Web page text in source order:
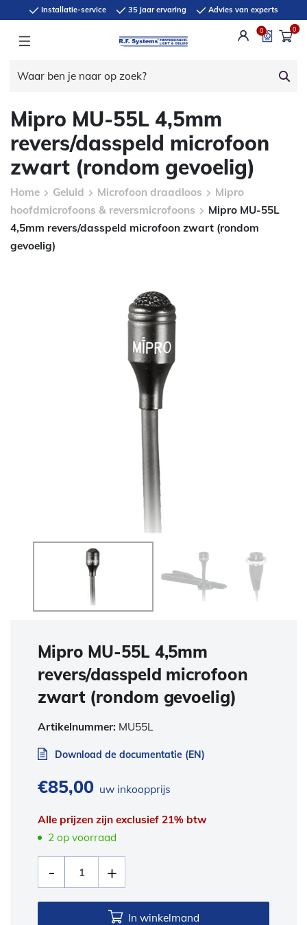
Installatie-service 35 jaar ervaring Advies van experts
0 0
Mipro MU-55L 4,5mm
revers/dasspeld microfoon
zwart (rondom gevoelig)
Home Geluid Microfoon draadloos
Mipro
hoofdmicrofoons & reversmicrofoons
Mipro MU-55L
4,5mm revers/dasspeld microfoon zwart (rondom
gevoelig)
Mipro MU-55L 4,5mm
revers/dasspeld microfoon
zwart (rondom gevoelig)
Artikelnummer: MU55L
Download de documentatie (EN)
€85,00 uw inkoopprijs
Alle prijzen zijn exclusief 21% btw
2 op voorraad
In winkelmand